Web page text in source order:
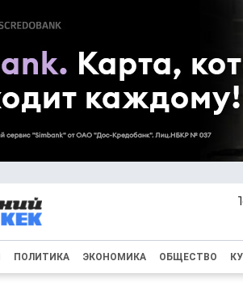
ПОЛИТИКА ЭКОНОМИКА ОБЩЕСТВО